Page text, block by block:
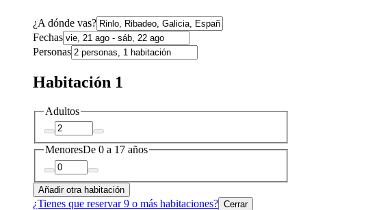
¿A dónde vas?
Fechas
Personas
Habitación 1
Adultos
MenoresDe 0 a 17 años
Añadir otra habitación
¿Tienes que reservar 9 o más habitaciones? Cerrar